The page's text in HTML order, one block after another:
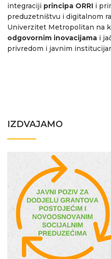
integraciji principa ORRI i
preduzetništvu i digitalnom
Univerzitet Metropolitan na
odgovornim inovacijama i
privredom i javnim
IZDVAJAMO